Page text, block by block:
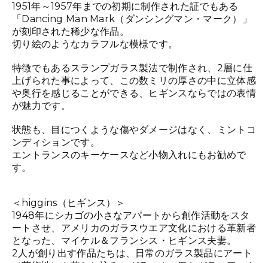
1951年～1957年までの初期に制作された証でもある
「Dancing Man Mark（ダンシングマン・マーク）」
が刻印された稀少な作品。
切り絵のようなカラフルな模様です。
特徴でもあるスランプガラス製法で制作され、2層に仕
上げられた事によって、この数ミリの厚さの中に立体感
や奥行を感じることができる、ヒギンスならではの表情
が魅力です。
状態も、目につくような傷やダメージはなく、ミントコ
ンディションです。
エントランスのキーケースなど小物入れにもお勧めで
す。
＜higgins（ヒギンス）＞
1948年にシカゴの小さなアパートから創作活動をスタ
ートさせ、アメリカのガラスウエア文化における革新者
となった、マイケル＆フランシス・ヒギンス夫妻。
2人が創り出す作品たちは、日常のガラス製品にアート